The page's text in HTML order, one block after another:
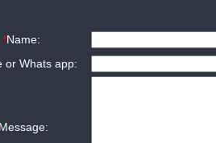
*Name:
or Whats app:
Message: